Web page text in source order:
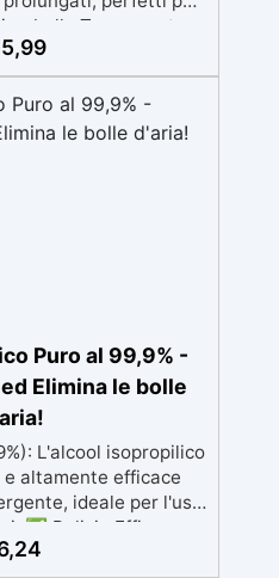
Trasparente,
per colate da
le bolle d'aria
Compatibile con
permettendo
Sicura, BPA Free,
Puro al 99,9% -
Elimina le bolle
L'alcool isopropilico
altamente efficace
ideale per l'uso
✅ Pulizia Efficace:
sporco e residui da